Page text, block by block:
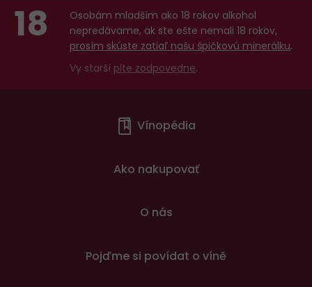
18
Osobám mladším ako 18 rokov alkohol
nepredávame, ak ste ešte nemali 18 rokov,
prosím skúste zatiaľ našu špičkovú minerálku.
Vy starší pite zodpovedne.
Vínopédia
Ako nakupovať
O nás
Pojďme si povídat o víně